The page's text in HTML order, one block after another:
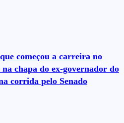
começou a carreira no
chapa do ex-governador do
corrida pelo Senado